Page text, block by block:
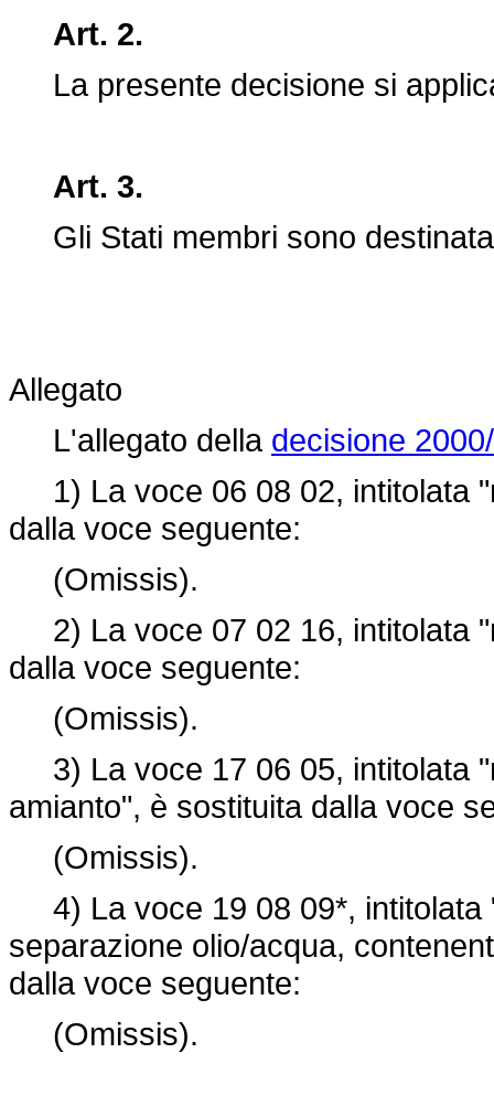
Art. 2.
La presente decisione si
Art. 3.
Gli Stati membri sono
Allegato
L'allegato della decisione
1) La voce 06 08 02, intitolata
dalla voce seguente:
(Omissis).
2) La voce 07 02 16, intitolata
dalla voce seguente:
(Omissis).
3) La voce 17 06 05, intitolata
amianto", è sostituita dalla voce
(Omissis).
4) La voce 19 08 09*, intitolata
separazione olio/acqua,
dalla voce seguente:
(Omissis).